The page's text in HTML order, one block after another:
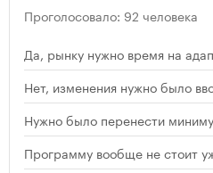
Проголосовало: 92 человека
Да, рынку нужно время на
Нет, изменения нужно было
Нужно было перенести
Программу вообще не стоит